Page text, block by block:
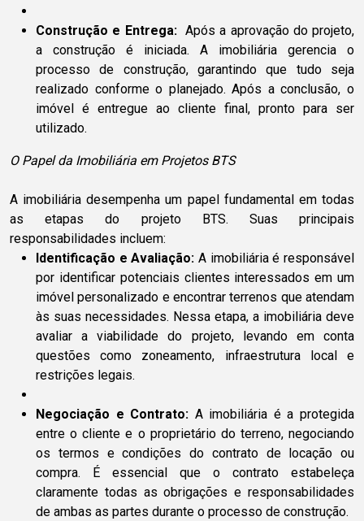
Construção e Entrega:Após a aprovação do projeto,
a construção é iniciada. A imobiliária gerencia o
processo de construção, garantindo que tudo seja
realizado conforme o planejado. Após a conclusão, o
imóvel é entregue ao cliente final, pronto para ser
utilizado.
O Papel da Imobiliária em Projetos BTS
A imobiliária desempenha um papel fundamental em todas
as etapas do projeto BTS. Suas principais
responsabilidades incluem:
Identificação e Avaliação: A imobiliária é responsável
por identificar potenciais clientes interessados em um
imóvel personalizado e encontrar terrenos que atendam
às suas necessidades. Nessa etapa, a imobiliária deve
avaliar a viabilidade do projeto, levando em conta
questões como zoneamento, infraestrutura local e
restrições legais.
Negociação e Contrato: A imobiliária é a protegida
entre o cliente e o proprietário do terreno, negociando
os termos e condições do contrato de locação ou
compra. É essencial que o contrato estabeleça
claramente todas as obrigações e responsabilidades
de ambas as partes durante o processo de construção.